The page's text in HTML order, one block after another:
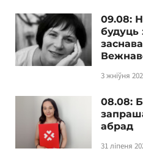
09.08:
будуць
3 жніўня
08.08:
абрад
31 ліпеня